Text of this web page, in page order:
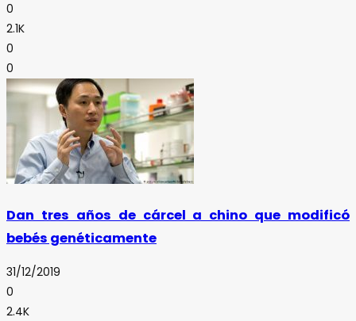
0
2.1K
0
0
Dan tres años de cárcel a chino que modificó
bebés genéticamente
31/12/2019
0
2.4K